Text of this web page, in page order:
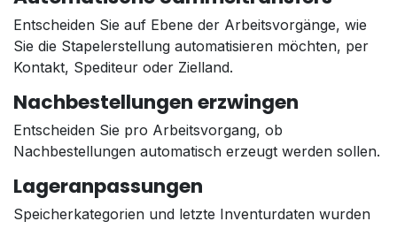
Entscheiden Sie auf Ebene der Arbeitsvorgänge, wie
Sie die Stapelerstellung automatisieren möchten, per
Kontakt, Spediteur oder Zielland.
Nachbestellungen erzwingen
Entscheiden Sie pro Arbeitsvorgang, ob
Nachbestellungen automatisch erzeugt werden sollen.
Lageranpassungen
Speicherkategorien und letzte Inventurdaten wurden